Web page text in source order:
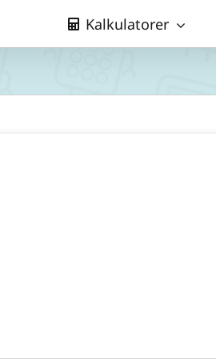
Kalkulatorer